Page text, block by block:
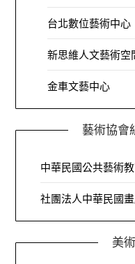
台北數位藝術中心
新思維人文藝術空
金車文藝中心
藝術協會
中華民國公共藝術
社團法人中華民國
美